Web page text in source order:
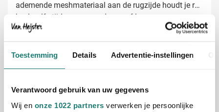
Toestemming Details Advertentie-instellingen
Verantwoord gebruik van uw gegevens
Wij en onze 1022 partners verwerken je persoonlijke
ademende meshmateriaal aan de rugzijde houdt je rug
koel, zelfs tijdens warme dagen of langere
wandelingen. Dankzij de verstelbare schouderbanden
aan.
Laptoprugzak laten bedrukken met logo
jouw Juno laptoprugzak een echte blikvanger die
Full color bedrukking mogelijk voor maximale